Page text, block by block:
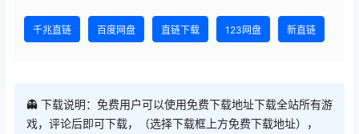
千兆直链 百度网盘 直链下载 123网盘 新直链
👻 下载说明：免费用户可以使用免费下载地址下载全站所有游
戏，评论后即可下载，（选择下载框上方免费下载地址），